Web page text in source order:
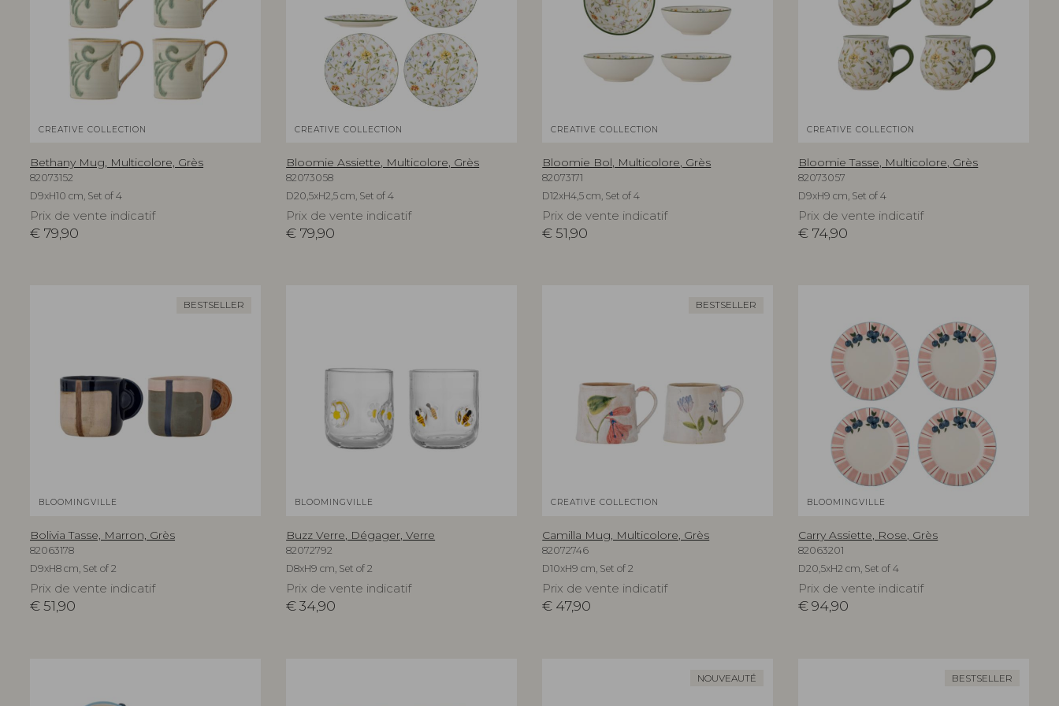
CREATIVE COLLECTION
Bethany Mug, Multicolore, Grès
82073152
D9xH10 cm, Set of 4
Prix de vente indicatif
€ 79,90
CREATIVE COLLECTION
Bloomie Assiette, Multicolore, Grès
82073058
D20,5xH2,5 cm, Set of 4
Prix de vente indicatif
€ 79,90
CREATIVE COLLECTION
Bloomie Bol, Multicolore, Grès
82073171
D12xH4,5 cm, Set of 4
Prix de vente indicatif
€ 51,90
CREATIVE COLLECTION
Bloomie Tasse, Multicolore, Grès
82073057
D9xH9 cm, Set of 4
Prix de vente indicatif
€ 74,90
BESTSELLER
BLOOMINGVILLE
Bolivia Tasse, Marron, Grès
82063178
D9xH8 cm, Set of 2
Prix de vente indicatif
€51,90
BLOOMINGVILLE
Buzz Verre, Dégager, Verre
82072792
D8xH9 cm, Set of 2
Prix de vente indicatif
€34,90
BESTSELLER
CREATIVE COLLECTION
Camilla Mug, Multicolore, Grès
82072746
D10xH9 cm, Set of 2
Prix de vente indicatif
€ 47,90
BLOOMINGVILLE
Carry Assiette, Rose, Grès
82063201
D20,5xH2 cm, Set of 4
Prix de vente indicatif
€ 94,90
NOUVEAUTÉ BESTSELLER